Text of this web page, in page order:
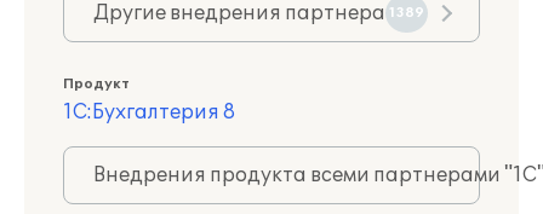
Другие внедрения партнера 1389
Продукт
1С:Бухгалтерия 8
Внедрения продукта всеми партнерами